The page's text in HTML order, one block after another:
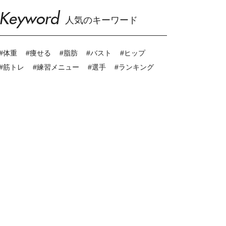
Keyword 人気のキーワード
体重 #痩せる #脂肪 #バスト
#ヒップ
筋トレ
#練習メニュー #選手 #ランキング